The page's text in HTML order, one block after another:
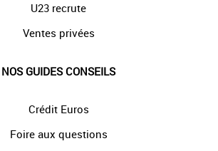
U23 recrute
Ventes privées
NOS GUIDES CONSEILS
Crédit Euros
Foire aux questions